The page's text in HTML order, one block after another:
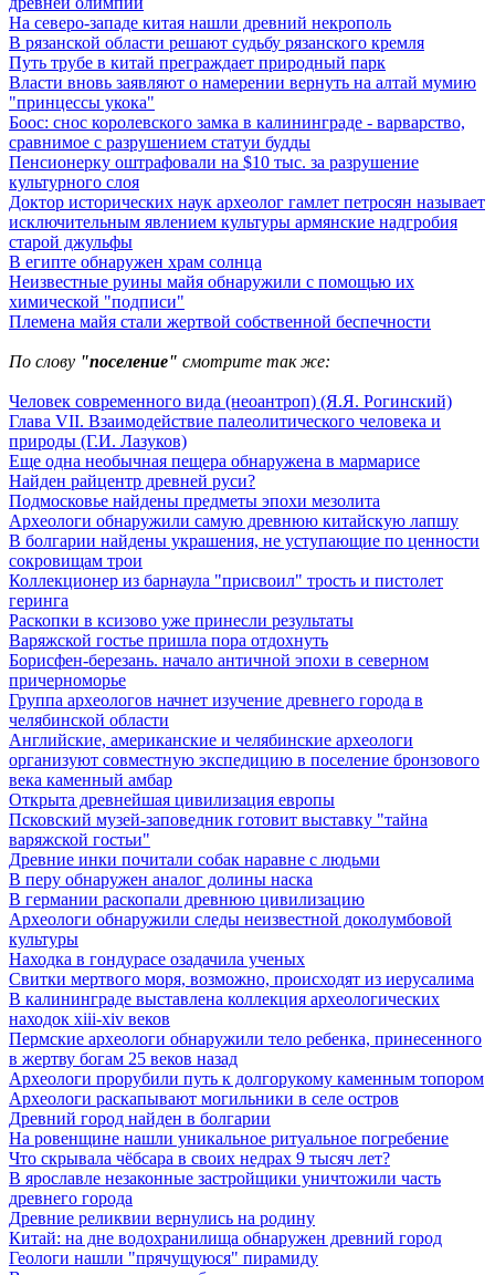
На северо-западе китая нашли древний некрополь
В рязанской области решают судьбу рязанского кремля
Путь трубе в китай преграждает природный парк
Власти вновь заявляют о намерении вернуть на алтай мумию
"принцессы укока"
Боос: снос королевского замка в калининграде - варварство,
сравнимое с разрушением статуи будды
Пенсионерку оштрафовали на $10 тыс. за разрушение
культурного слоя
Доктор исторических наук археолог гамлет петросян называет
исключительным явлением культуры армянские надгробия
старой джульфы
В египте обнаружен храм солнца
Неизвестные руины майя обнаружили с помощью их
химической "подписи"
Племена майя стали жертвой собственной беспечности
По слову "поселение" смотрите так же:
Человек современного вида (неоантроп) (Я.Я. Рогинский)
Глава VII. Взаимодействие палеолитического человека и
природы (Г.И. Лазуков)
Еще одна необычная пещера обнаружена в мармарисе
Найден райцентр древней руси?
Подмосковье найдены предметы эпохи мезолита
Археологи обнаружили самую древнюю китайскую лапшу
В болгарии найдены украшения, не уступающие по ценности
сокровищам трои
Коллекционер из барнаула "присвоил" трость и пистолет
геринга
Раскопки в ксизово уже принесли результаты
Варяжской гостье пришла пора отдохнуть
Борисфен-березань. начало античной эпохи в северном
причерноморье
Группа археологов начнет изучение древнего города в
челябинской области
Английские, американские и челябинские археологи
организуют совместную экспедицию в поселение бронзового
века каменный амбар
Открыта древнейшая цивилизация европы
Псковский музей-заповедник готовит выставку "тайна
варяжской гостьи"
Древние инки почитали собак наравне с людьми
В перу обнаружен аналог долины наска
В германии раскопали древнюю цивилизацию
Археологи обнаружили следы неизвестной доколумбовой
культуры
Находка в гондурасе озадачила ученых
Свитки мертвого моря, возможно, происходят из иерусалима
В калининграде выставлена коллекция археологических
находок xiii-xiv веков
Пермские археологи обнаружили тело ребенка, принесенного
в жертву богам 25 веков назад
Археологи прорубили путь к долгорукому каменным топором
Археологи раскапывают могильники в селе остров
Древний город найден в болгарии
На ровенщине нашли уникальное ритуальное погребение
Что скрывала чёбсара в своих недрах 9 тысяч лет?
В ярославле незаконные застройщики уничтожили часть
древнего города
Древние реликвии вернулись на родину
Китай: на дне водохранилища обнаружен древний город
Геологи нашли "прячущуюся" пирамиду